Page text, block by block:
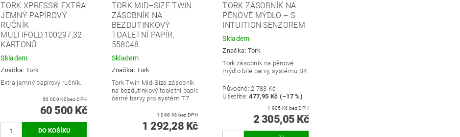
TORK XPRESS® EXTRA
JEMNÝ PAPÍROVÝ
RUČNÍK
MULTIFOLD,100297,32
KARTONŮ
Skladem
Značka: Tork
Extra jemný papírový ručník.
50 000 Kč bez DPH
60 500 Kč
TORK MID–SIZE TWIN
ZÁSOBNÍK NA
BEZDUTINKOVÝ
TOALETNÍ PAPÍR,
558048
Skladem
Značka:Tork
Tork Twin Mid-Size zásobník
na bezdutinkový toaletní papír,
černé barvy pro systém T7
1 068 Kč bez DPH
1 292,28 Kč
TORK ZÁSOBNÍK NA
PĚNOVÉ MÝDLO – S
INTUITION SENZOREM
Skladem
Značka: Tork
Tork zásobník na pěnové
mýdlo bílé barvy, systému S4.
Původně:2 783 Kč
Ušetříte:477,95 Kč (–17 %)
1 905 Kč bez DPH
2 305,05 Kč